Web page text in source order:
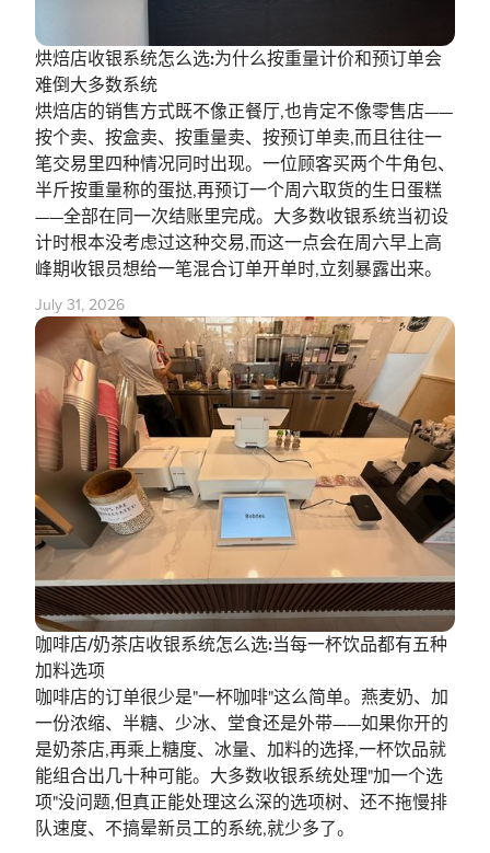
烘焙店收银系统怎么选:为什么按重量计价和预订单会
难倒大多数系统
烘焙店的销售方式既不像正餐厅,也肯定不像零售店——
按个卖、按盒卖、按重量卖、按预订单卖,而且往往一
笔交易里四种情况同时出现。一位顾客买两个牛角包、
半斤按重量称的蛋挞,再预订一个周六取货的生日蛋糕
——全部在同一次结账里完成。大多数收银系统当初设
计时根本没考虑过这种交易,而这一点会在周六早上高
峰期收银员想给一笔混合订单开单时,立刻暴露出来。
July 31, 2026
咖啡店/奶茶店收银系统怎么选:当每一杯饮品都有五种
加料选项
咖啡店的订单很少是"一杯咖啡"这么简单。燕麦奶、加
一份浓缩、半糖、少冰、堂食还是外带——如果你开的
是奶茶店,再乘上糖度、冰量、加料的选择,一杯饮品就
能组合出几十种可能。大多数收银系统处理"加一个选
项"没问题,但真正能处理这么深的选项树、还不拖慢排
队速度、不搞晕新员工的系统,就少多了。